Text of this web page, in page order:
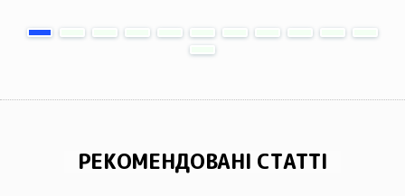
РЕКОМЕНДОВАНІ СТАТТІ